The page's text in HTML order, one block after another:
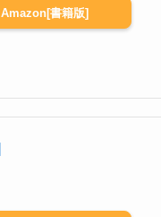
Amazon[書籍版]